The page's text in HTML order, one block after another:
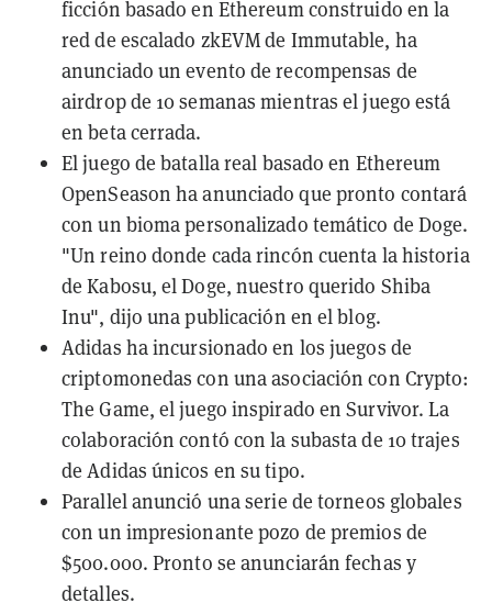
ficción basado en Ethereumconstruido en la
red de escalado zkEVM de Immutable, ha
anunciado unevento de recompensas de
airdrop de 10 semanasmientras el juego está
en beta cerrada.
El juego de batalla real basado en Ethereum
OpenSeason ha anunciado que pronto contará
con un bioma personalizado temático de Doge.
"Un reino donde cada rincón cuenta la historia
de Kabosu, el Doge, nuestro querido Shiba
Inu", dijo una publicación en el blog.
Adidas ha incursionado en los juegos de
criptomonedas con una asociación con Crypto:
The Game, el juego inspirado en Survivor. La
colaboración contó con la subasta de 10 trajes
de Adidas únicos en su tipo.
Parallel anunció una serie de torneos globales
con un impresionantepozo de premios de
$500.000. Pronto se anunciarán fechas y
detalles.